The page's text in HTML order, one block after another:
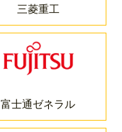
三菱重工
富士通ゼネラル